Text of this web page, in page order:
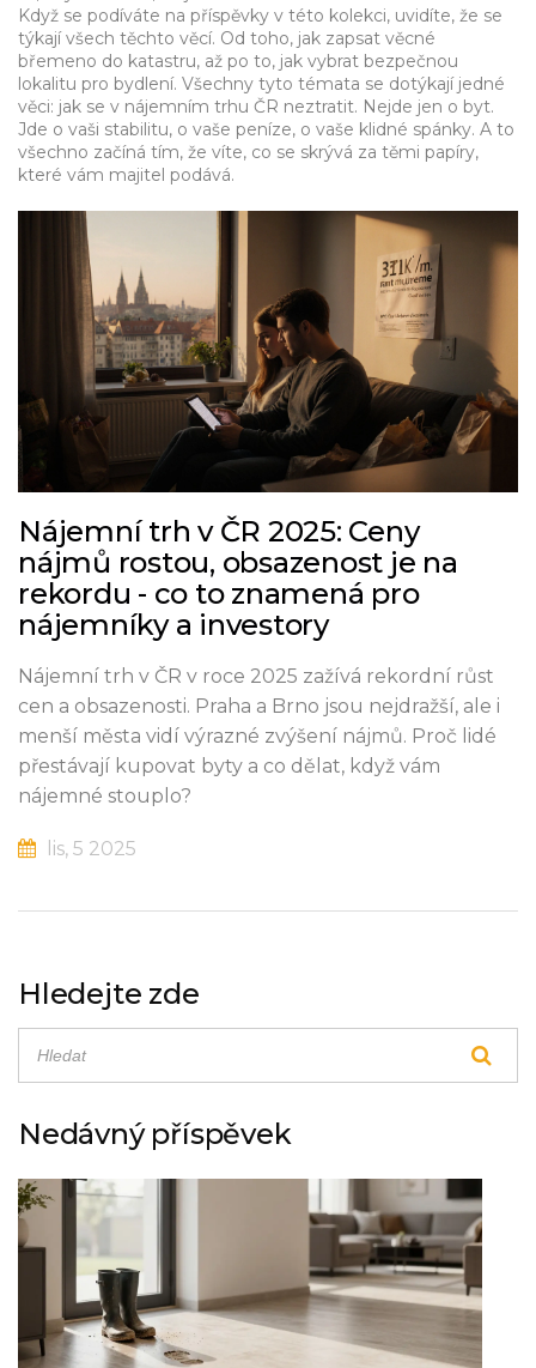
Když se podíváte na příspěvky v této kolekci, uvidíte, že se
týkají všech těchto věcí. Od toho, jak zapsat věcné
břemeno do katastru, až po to, jak vybrat bezpečnou
lokalitu pro bydlení. Všechny tyto témata se dotýkají jedné
věci: jak se v nájemním trhu ČR neztratit. Nejde jen o byt.
Jde o vaši stabilitu, o vaše peníze, o vaše klidné spánky. A to
všechno začíná tím, že víte, co se skrývá za těmi papíry,
které vám majitel podává.
Nájemní trh v ČR 2025: Ceny
nájmů rostou, obsazenost je na
rekordu - co to znamená pro
nájemníky a investory
Nájemní trh v ČR v roce 2025 zažívá rekordní růst
cen a obsazenosti. Praha a Brno jsou nejdražší, ale i
menší města vidí výrazné zvýšení nájmů. Proč lidé
přestávají kupovat byty a co dělat, když vám
nájemné stouplo?
lis, 5 2025
Hledejte zde
Nedávný příspěvek